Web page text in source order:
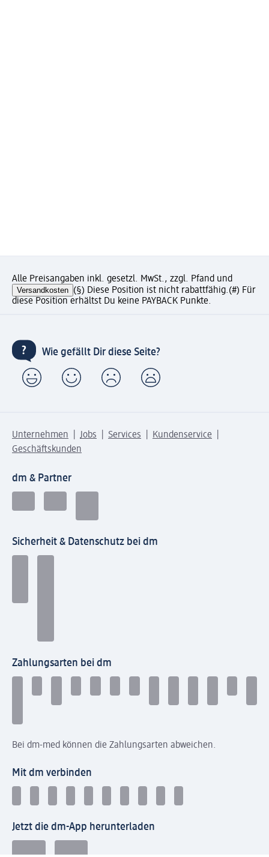
Alle Preisangaben inkl. gesetzl. MwSt., zzgl. Pfand und
Versandkosten (§) Diese Position ist nicht rabattfähig.(#) Für
diese Position erhältst Du keine PAYBACK Punkte.
Wie gefällt Dir diese Seite?
Unternehmen Jobs Services
Kundenservice
Geschäftskunden
dm & Partner
Sicherheit & Datenschutz bei dm
Zahlungsarten bei dm
Bei dm-med können die Zahlungsarten abweichen.
Mit dm verbinden
Jetzt die dm-App herunterladen